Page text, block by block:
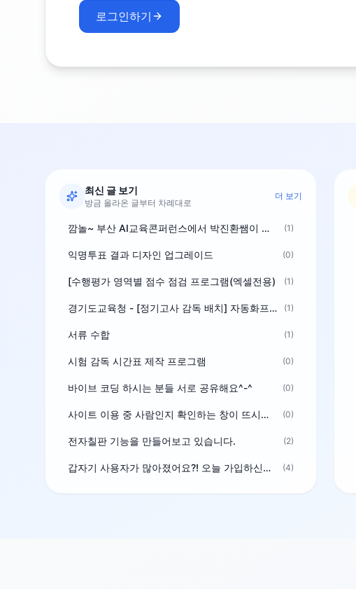
로그인하기
최신 글 보기
방금 올라온 글부터 차례대로
더 보기
깜놀~ 부산 AI교육콘퍼런스에서 박진환쌤이 상받으려 나오셨네요~ ^^ (1)
익명투표 결과 디자인 업그레이드 (0)
[수행평가 영역별 점수 점검 프로그램(엑셀전용) (1)
경기도교육청 - [정기고사 감독 배치] 자동화프로그램 보급 (1)
서류 수합 (1)
시험 감독 시간표 제작 프로그램 (0)
바이브 코딩 하시는 분들 서로 공유해요^-^ (0)
사이트 이용 중 사람인지 확인하는 창이 뜨시는 분은 알려주세요 (0)
전자칠판 기능을 만들어보고 있습니다. (2)
갑자기 사용자가 많아졌어요?! 오늘 가입하신분^^ (4)